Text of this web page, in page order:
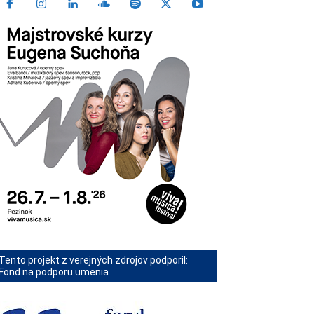
projekt z verejných zdrojov podporil:
na podporu umenia